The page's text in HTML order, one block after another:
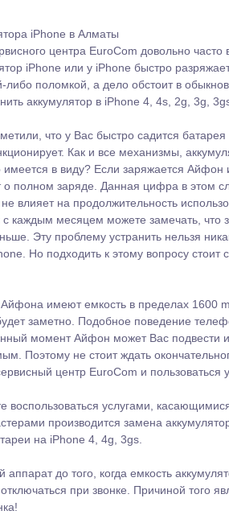
iPhone в Алматы
центра EuroCom довольно
iPhone или у iPhone быстро
либо поломкой, а дело обстоит в
аккумулятор в iPhone 4, 4s, 2g, 3g,
что у Вас быстро садится
Как и все механизмы,
в виду? Если заряжается Айфон
о полном заряде. Данная цифра в этом
влияет на продолжительность
каждым месяцем можете замечать, что
Эту проблему устранить нельзя
Но подходить к этому вопросу стоит
имеют емкость в пределах 1600
заметно. Подобное поведение
момент Айфон может Вас подвести
Поэтому не стоит ждать
центр EuroCom и пользоваться
воспользоваться услугами,
производится замена
на iPhone 4, 4g, 3gs.
аппарат до того, когда емкость
при звонке. Причиной того